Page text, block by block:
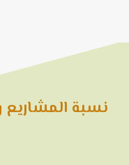
نسبة المشاريع